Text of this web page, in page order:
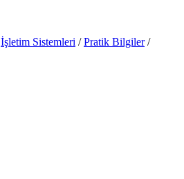
İşletim Sistemleri /Pratik Bilgiler/